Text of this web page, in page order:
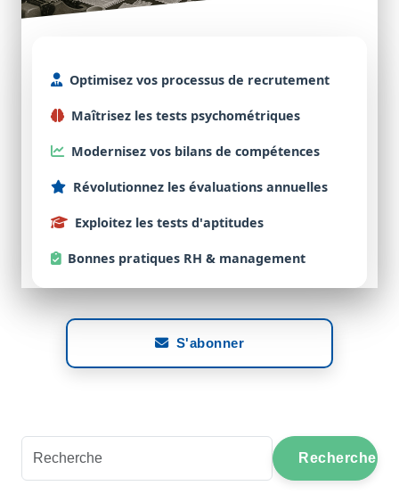
Optimisez vos processus de recrutement
Maîtrisez les tests psychométriques
Modernisez vos bilans de compétences
Révolutionnez les évaluations annuelles
Exploitez les tests d'aptitudes
Bonnes pratiques RH & management
S'abonner
Recherche